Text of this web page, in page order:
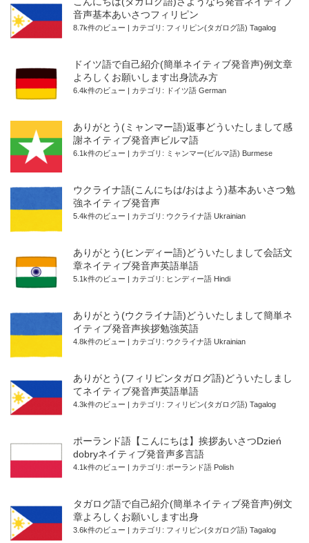
音声基本あいさつフィリピン
8.7k件のビュー カテゴリ: フィリピン(タガログ語) Tagalog
ドイツ語で自己紹介(簡単ネイティブ発音声)例文章
よろしくお願いします出身読み方
6.4k件のビュー カテゴリ: ドイツ語 German
ありがとう(ミャンマー語)返事どういたしまして感
謝ネイティブ発音声ビルマ語
6.1k件のビュー カテゴリ: ミャンマー(ビルマ語) Burmese
ウクライナ語(こんにちは/おはよう)基本あいさつ勉
強ネイティブ発音声
5.4k件のビュー カテゴリ: ウクライナ語 Ukrainian
ありがとう(ヒンディー語)どういたしまして会話文
章ネイティブ発音声英語単語
5.1k件のビュー カテゴリ: ヒンディー語 Hindi
ありがとう(ウクライナ語)どういたしまして簡単ネ
イティブ発音声挨拶勉強英語
4.8k件のビュー カテゴリ: ウクライナ語 Ukrainian
ありがとう(フィリピンタガログ語)どういたしまし
てネイティブ発音声英語単語
4.3k件のビュー カテゴリ: フィリピン(タガログ語) Tagalog
ポーランド語【こんにちは】挨拶あいさつDzień
dobryネイティブ発音声多言語
4.1k件のビュー カテゴリ: ポーランド語 Polish
タガログ語で自己紹介(簡単ネイティブ発音声)例文
章よろしくお願いします出身
3.6k件のビュー カテゴリ: フィリピン(タガログ語) Tagalog